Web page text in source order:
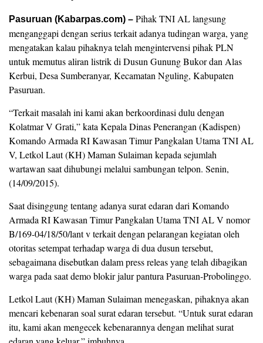
Pasuruan (Kabarpas.com) – Pihak TNI AL langsung
menganggapi dengan serius terkait adanya tudingan warga, yang
mengatakan kalau pihaknya telah mengintervensi pihak PLN
untuk memutus aliran listrik di Dusun Gunung Bukor dan Alas
Kerbui, Desa Sumberanyar, Kecamatan Nguling, Kabupaten
Pasuruan.
“Terkait masalah ini kami akan berkoordinasi dulu dengan
Kolatmar V Grati,” kata Kepala Dinas Penerangan (Kadispen)
Komando Armada RI Kawasan Timur Pangkalan Utama TNI AL
V, Letkol Laut (KH) Maman Sulaiman kepada sejumlah
wartawan saat dihubungi melalui sambungan telpon. Senin,
(14/09/2015).
Saat disinggung tentang adanya surat edaran dari Komando
Armada RI Kawasan Timur Pangkalan Utama TNI AL V nomor
B/169-04/18/50/lant v terkait dengan pelarangan kegiatan oleh
otoritas setempat terhadap warga di dua dusun tersebut,
sebagaimana disebutkan dalam press releas yang telah dibagikan
warga pada saat demo blokir jalur pantura Pasuruan-Probolinggo.
Letkol Laut (KH) Maman Sulaiman menegaskan, pihaknya akan
mencari kebenaran soal surat edaran tersebut. “Untuk surat edaran
itu, kami akan mengecek kebenarannya dengan melihat surat